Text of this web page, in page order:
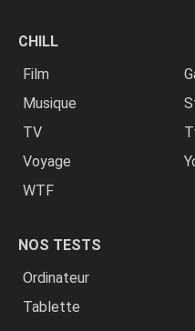
CHILL
Film
Musique
TV
Voyage
WTF
NOS TESTS
Ordinateur
Tablette